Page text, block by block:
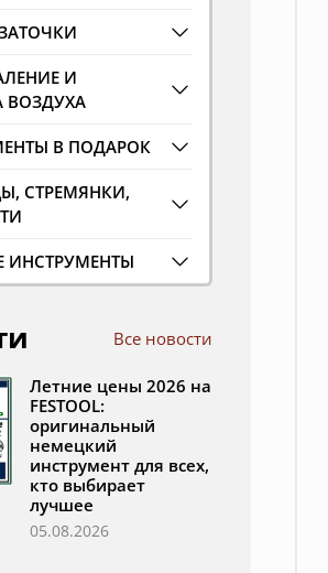
И
ВОЗДУХА
В ПОДАРОК
СТРЕМЯНКИ,
ИНСТРУМЕНТЫ
Все новости
Летние цены 2026 на
FESTOOL:
оригинальный
немецкий
инструмент для всех,
кто выбирает
лучшее
05.08.2026